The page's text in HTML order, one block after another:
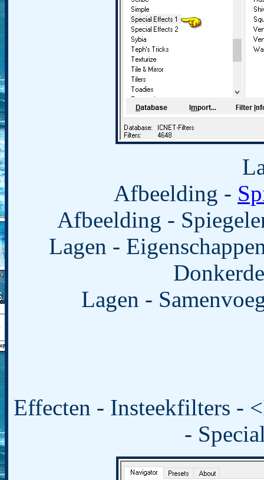
Afbeelding -
Afbeelding -
Lagen -
Lagen -
Effecten - Insteekfilters -
-